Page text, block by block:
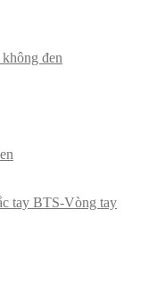
đen
tay BTS-Vòng tay